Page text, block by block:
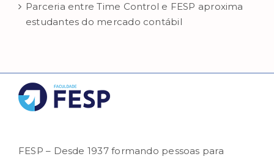
Parceria entre Time Control e FESP aproxima
estudantes do mercado contábil
FESP – Desde 1937 formando pessoas para